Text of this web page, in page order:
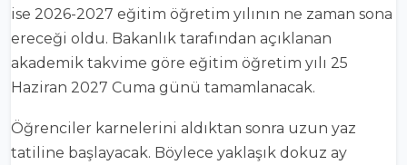
ise 2026-2027 eğitim öğretim yılının ne zaman sona
ereceği oldu. Bakanlık tarafından açıklanan
akademik takvime göre eğitim öğretim yılı 25
Haziran 2027 Cuma günü tamamlanacak.
Öğrenciler karnelerini aldıktan sonra uzun yaz
tatiline başlayacak. Böylece yaklaşık dokuz ay